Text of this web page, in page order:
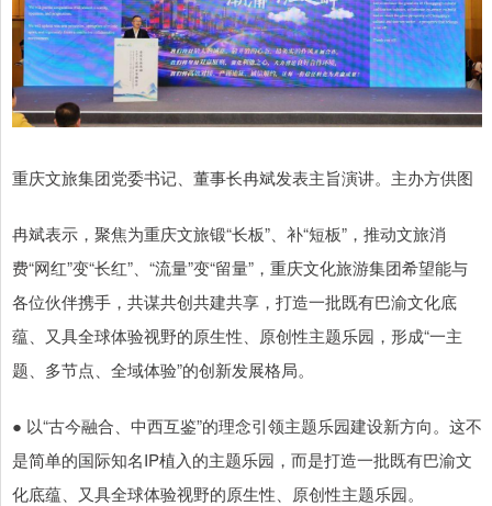
重庆文旅集团党委书记、董事长冉斌发表主旨演讲。主办方供图
冉斌表示，聚焦为重庆文旅锻“长板”、补“短板”，推动文旅消
费“网红”变“长红”、“流量”变“留量”，重庆文化旅游集团希望能与
各位伙伴携手，共谋共创共建共享，打造一批既有巴渝文化底
蕴、又具全球体验视野的原生性、原创性主题乐园，形成“一主
题、多节点、全域体验”的创新发展格局。
● 以“古今融合、中西互鉴”的理念引领主题乐园建设新方向。这不
是简单的国际知名IP植入的主题乐园，而是打造一批既有巴渝文
化底蕴、又具全球体验视野的原生性、原创性主题乐园。